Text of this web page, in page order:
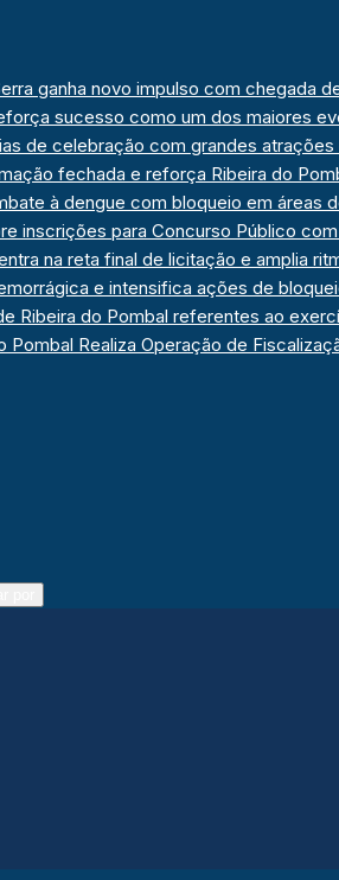
ganha novo impulso com chegada
sucesso como um dos maiores
de celebração com grandes atrações
fechada e reforça Ribeira do
à dengue com bloqueio em áreas
inscrições para Concurso Público
na reta final de licitação e amplia
e intensifica ações de
Ribeira do Pombal referentes ao
Pombal Realiza Operação de